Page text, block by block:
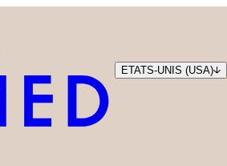
ETATS-UNIS (USA)